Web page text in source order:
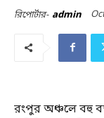
রিপোর্টার- admin
রংপুর অঞ্চলে বহু